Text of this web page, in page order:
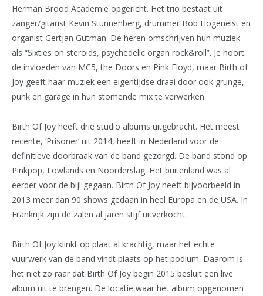
Herman Brood Academie opgericht. Het trio bestaat uit
zanger/gitarist Kevin Stunnenberg, drummer Bob Hogenelst en
organist Gertjan Gutman. De heren omschrijven hun muziek
als “Sixties on steroids, psychedelic organ rock&roll”. Je hoort
de invloeden van MC5, the Doors en Pink Floyd, maar Birth of
Joy geeft haar muziek een eigentijdse draai door ook grunge,
punk en garage in hun stomende mix te verwerken.
Birth Of Joy heeft drie studio albums uitgebracht. Het meest
recente, ‘Prisoner’ uit 2014, heeft in Nederland voor de
definitieve doorbraak van de band gezorgd. De band stond op
Pinkpop, Lowlands en Noorderslag. Het buitenland was al
eerder voor de bijl gegaan. Birth Of Joy heeft bijvoorbeeld in
2013 meer dan 90 shows gedaan in heel Europa en de USA. In
Frankrijk zijn de zalen al jaren stijf uitverkocht.
Birth Of Joy klinkt op plaat al krachtig, maar het echte
vuurwerk van de band vindt plaats op het podium. Daarom is
het niet zo raar dat Birth Of Joy begin 2015 besluit een live
album uit te brengen. De locatie waar het album opgenomen